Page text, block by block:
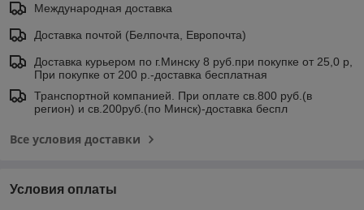
Международная доставка
Доставка почтой (Белпочта, Европочта)
Доставка курьером по г.Минску 8 руб.при покупке от 25,0 р,
При покупке от 200 р.-доставка бесплатная
Транспортной компанией. При оплате св.800 руб.(в
регион) и св.200руб.(по Минск)-доставка беспл
Все условия доставки
Условия оплаты